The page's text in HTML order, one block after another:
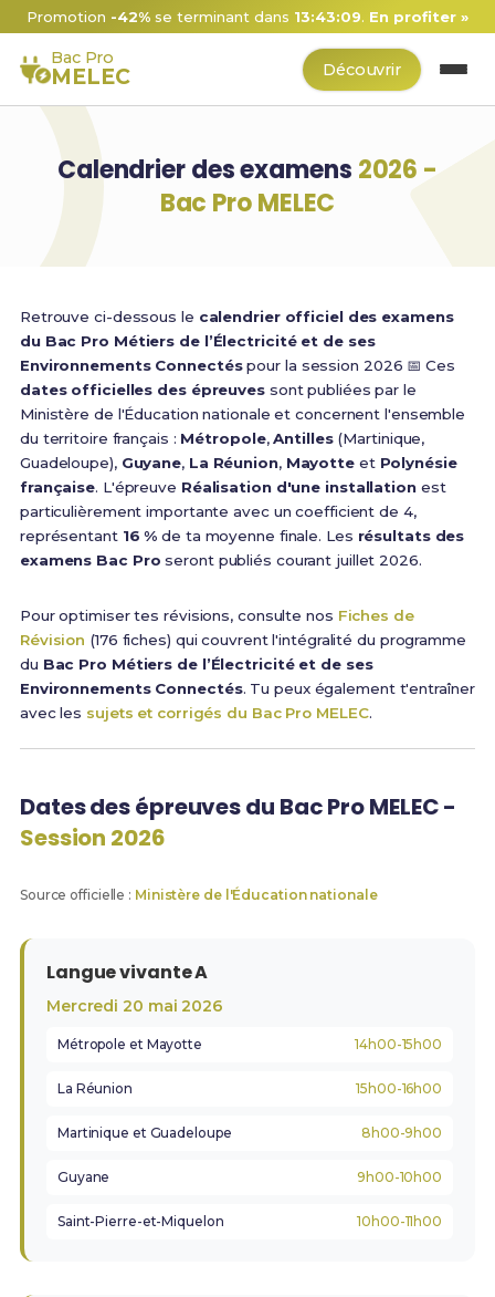
Promotion -42%se terminant dans 13:43:08. En profiter »
Bac Pro
MELEC Découvrir
Calendrier des examens 2026 -
Bac Pro MELEC
Retrouve ci-dessous le calendrier officiel des examens
du Bac Pro Métiers de l’Électricité et de ses
Environnements Connectéspour la session 2026 📅 Ces
dates officielles des épreuvessont publiées par le
Ministère de l'Éducation nationale et concernent l'ensemble
du territoire français : Métropole,Antilles(Martinique,
Guadeloupe), Guyane, La Réunion, Mayotteet Polynésie
française. L'épreuve Réalisation d'une installationest
particulièrement importante avec un coefficient de 4,
représentant 16 % de ta moyenne finale. Les résultats des
examens Bac Pro seront publiés courant juillet 2026.
Pour optimiser tes révisions, consulte nos Fiches de
Révision (176 fiches) qui couvrent l'intégralité du programme
du Bac Pro Métiers de l’Électricité et de ses
Environnements Connectés. Tu peux également t'entraîner
avec les sujets et corrigés du Bac Pro MELEC.
Dates des épreuves du Bac Pro MELEC -
Session 2026
Source officielle : Ministère de l'Éducation nationale
Langue vivante A
Mercredi 20 mai 2026
Métropole et Mayotte 14h00-15h00
La Réunion 15h00-16h00
Martinique et Guadeloupe 8h00-9h00
Guyane 9h00-10h00
Saint-Pierre-et-Miquelon 10h00-11h00